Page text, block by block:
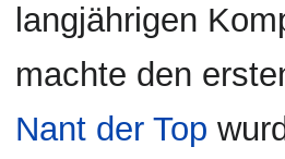
langjährigen
machte den
Nant der Top